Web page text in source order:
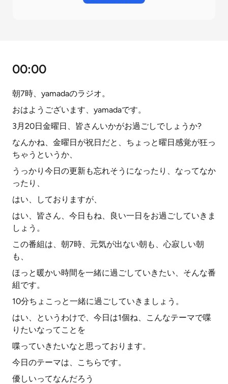
00:00
朝7時、yamadaのラジオ。
おはようございます、yamadaです。
3月20日金曜日、皆さんいかがお過ごしでしょうか?
なんかね、金曜日が祝日だと、ちょっと曜日感覚が狂っ
ちゃうというか、
うっかり今日の更新も忘れそうになったり、なってなか
ったり、
はい、しておりますが、
はい、皆さん、今日もね、良い一日をお過ごしていきま
しょう。
この番組は、朝7時、元気が出ない朝も、心寂しい朝
も、
ほっと暖かい時間を一緒に過ごしていきたい、そんな番
組です。
10分ちょこっと一緒に過ごしていきましょう。
はい、というわけで、今日は1個ね、こんなテーマで喋
りたいなってことを
喋っていきたいなと思っております。
今日のテーマは、こちらです。
優しいってなんだろう